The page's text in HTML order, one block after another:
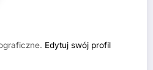
Edytuj swój profil